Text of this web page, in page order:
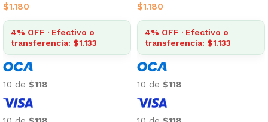
$1.180
4% OFF · Efectivo o
transferencia: $1.133
10 de $118
$1.180
4% OFF · Efectivo o
transferencia: $1.133
10 de $118